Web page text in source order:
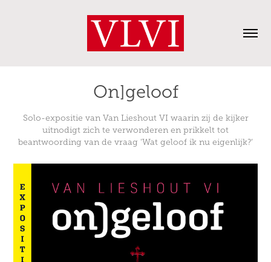
On]geloof
Solo-expositie van Van Lieshout VI waarin zij de kijker
uitnodigt zich te verwonderen en prikkelt tot
beantwoording van de vraag 'Wat geloof ik nu eigenlijk?’